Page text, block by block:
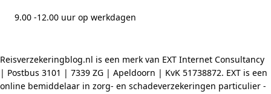
9.00 -12.00 uur op werkdagen
Reisverzekeringblog.nl is een merk van EXT Internet Consultancy
| Postbus 3101 | 7339 ZG | Apeldoorn | KvK 51738872. EXT is een
online bemiddelaar in zorg- en schadeverzekeringen particulier -